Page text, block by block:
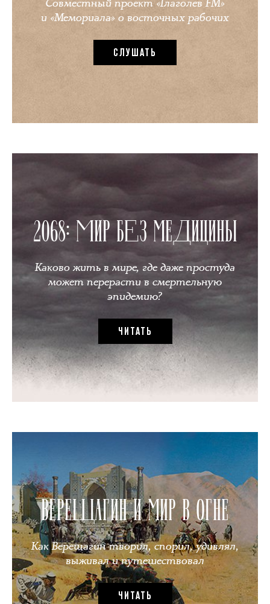
Совместный проект «Глаголев FM»
и «Мемориала» о восточных рабочих
СЛУШАТЬ
2068: МИР БЕЗ МЕДИЦИНЫ
Каково жить в мире, где даже простуда
может перерасти в смертельную
эпидемию?
ЧИТАТЬ
ВЕРЕЩАГИН И МИР В ОГНЕ
Как Верещагин творил, спорил, удивлял,
выживал и путешествовал
ЧИТАТЬ